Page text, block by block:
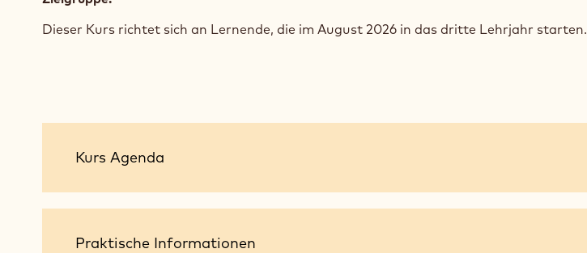
Dieser Kurs richtet sich an Lernende, die im August 2026 in das dritte Lehrjahr starten.
Kurs
Kurs Agenda
Praktische
Praktische Informationen